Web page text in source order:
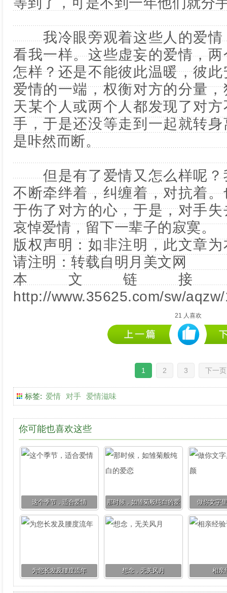
我冷眼旁观着这些人的爱情
看我一样。这些虚妄的爱情，
怎样？还是不能彼此温暖，彼
爱情的一端，权衡对方的分量
天某个人或两个人都发现了对
手，于是还没等走到一起就转
是咔然而断。
但是有了爱情又怎么样呢？
不断牵绊着，纠缠着，对抗着
于伤了对方的心，于是，对手
哀悼爱情，留下一辈子的寂寞。
版权声明：如非注明，此文章
请注明：转载自明月美文网
本文链接
http://www.35625.com/sw/
21 人喜欢
1 2 3 下一页
标签: 爱情 对手 爱情滋味
你可能也喜欢这些
这个季节，适合爱情
那时候，如雏菊般纯白的爱
恋
做你文字
为您长发及腰度流年 想念，无关风月 相亲